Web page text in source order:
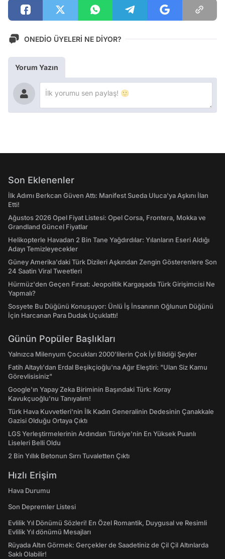
ONEDİO ÜYELERİ NE DİYOR?
Yorum Yazın
Son Eklenenler
İlk Adımı Berkcan Güven Attı: Manifest Sueda Uluca'ya Aşkını İlan
Etti!
Ağustos 2026 Opel Fiyat Listesi: Opel Corsa, Frontera, Mokka ve
Grandland Güncel Fiyatlar
Helikopterle Havadan 2 Bin Tane Yağdırdılar: Yılanların Eseri Aldığı
Adayı Temizleyecekler
Güney Amerika'daki Türk Dizileri Aşkından Zengin Gösterenlere Son
24 Saatin Viral Tweetleri
Hürmüz'den Geçen Fırsat: Jeopolitik Kargaşada Türk Girişimcisi Ne
Yapmalı?
Sosyete Bu Düğünü Konuşuyor: Ünlü İş İnsanının Oğlunun Düğünü
İçin Harcanan Para Dudak Uçuklattı!
Günün Popüler Başlıkları
Yalnızca Milenyum Çocukları 2000'lilerin Çok İyi Bildiği Şeyler
Fatih Altaylı'dan Erdal Beşikçioğlu'na Ağır Eleştiri: "Ulan Siz Kamu
Görevlisisiniz"
Google'ın Yapay Zeka Biriminin Başındaki Türk: Koray
Kavukçuoğlu'nu Tanıyalım!
Türk Hava Kuvvetleri'nin İlk Kadın Generalinin Dedesinin Çanakkale
Gazisi Olduğu Ortaya Çıktı
LGS Yerleştirmelerinin Ardından Türkiye'nin En Yüksek Puanlı
Liseleri Belli Oldu
2 Bin Yıllık Betonun Sırrı Tuvaletten Çıktı
Hızlı Erişim
Hava Durumu
Son Depremler Listesi
Evlilik Yıl Dönümü Sözleri! En Özel Romantik, Duygusal ve Resimli
Evlilik Yıl dönümü Mesajları
Rüyada Altın Görmek: Gerçekler de Saadetiniz de Çil Çil Altınlarda
Saklı Olabilir!